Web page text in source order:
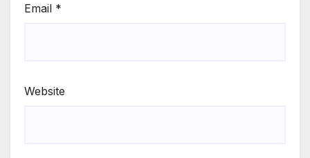
Email *
Website